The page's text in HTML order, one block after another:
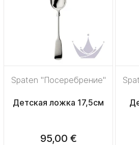
Spaten "Посеребрение"
Детская ложка 17,5см
95,00 €